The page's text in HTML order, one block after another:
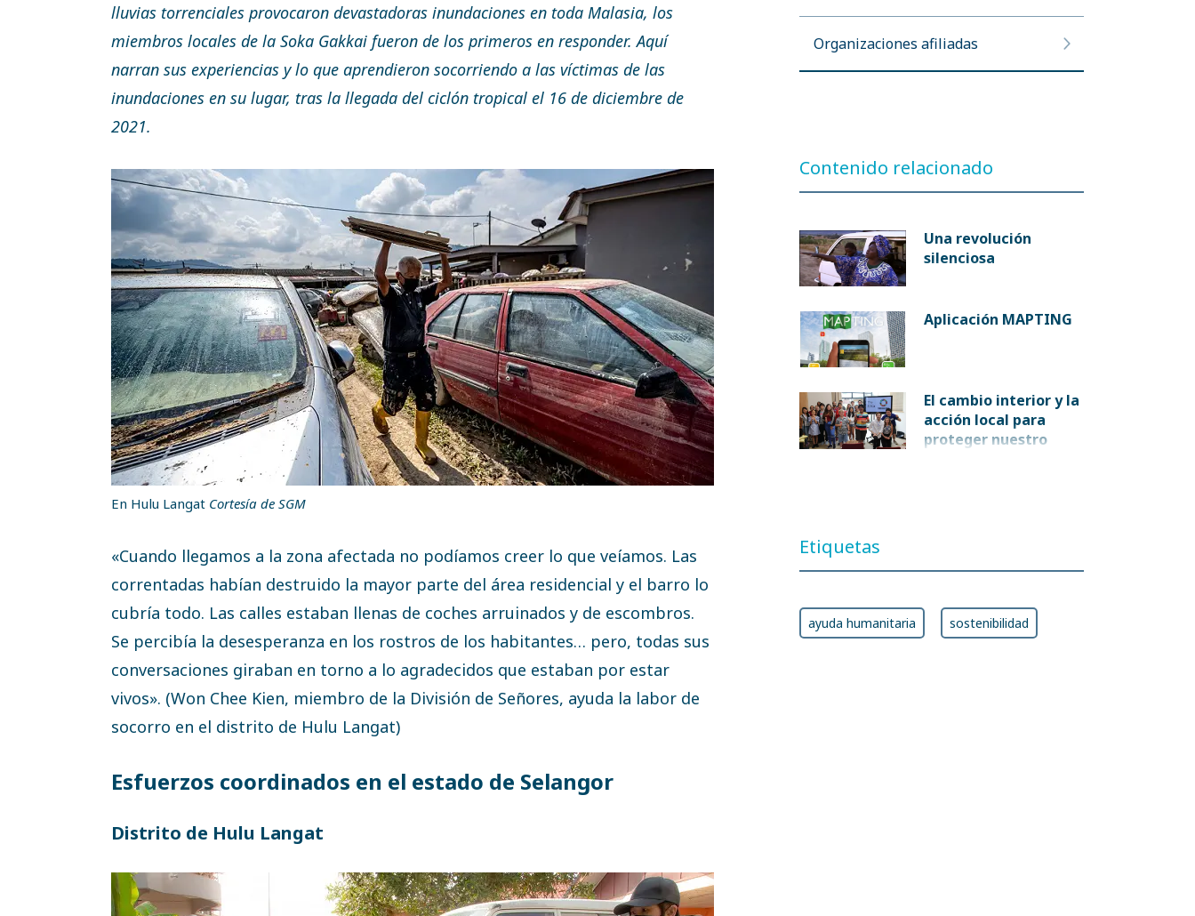
lluvias torrenciales provocaron devastadoras inundaciones en toda Malasia, los
miembros locales de la Soka Gakkai fueron de los primeros en responder. Aquí
narran sus experiencias y lo que aprendieron socorriendo a las víctimas de las
inundaciones en su lugar, tras la llegada del ciclón tropical el 16 de diciembre de
2021.
En Hulu Langat Cortesía de SGM
«Cuando llegamos a la zona afectada no podíamos creer lo que veíamos. Las
correntadas habían destruido la mayor parte del área residencial y el barro lo
cubría todo. Las calles estaban llenas de coches arruinados y de escombros.
Se percibía la desesperanza en los rostros de los habitantes… pero, todas sus
conversaciones giraban en torno a lo agradecidos que estaban por estar
vivos». (Won Chee Kien, miembro de la División de Señores, ayuda la labor de
socorro en el distrito de Hulu Langat)
Esfuerzos coordinados en el estado de Selangor
Distrito de Hulu Langat
Organizaciones afiliadas
Contenido relacionado
Una revolución
silenciosa
Aplicación MAPTING
El cambio interior y la
acción local para
proteger nuestro
Etiquetas
ayuda humanitaria sostenibilidad